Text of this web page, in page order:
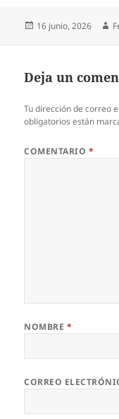
Publicado
16 junio, 2026
Deja un
Tu dirección de correo
obligatorios están
COMENTARIO *
NOMBRE *
CORREO